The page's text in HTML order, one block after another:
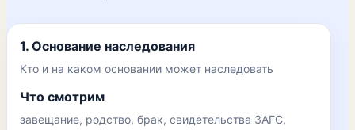
1. Основание наследования
Кто и на каком основании может наследовать
Что смотрим
завещание, родство, брак, свидетельства ЗАГС,